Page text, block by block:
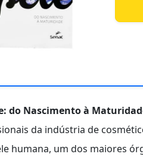
do Nascimento à
da indústria de
humana, um dos maiores